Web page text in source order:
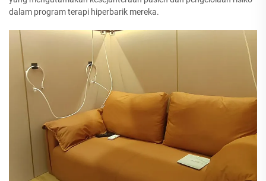
dalam program terapi hiperbarik mereka.